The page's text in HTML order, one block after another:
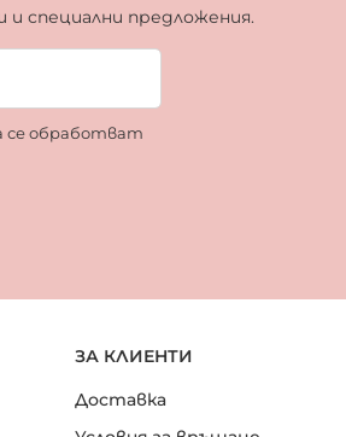
специални предложения.
се обработват
ЗА КЛИЕНТИ
Доставка